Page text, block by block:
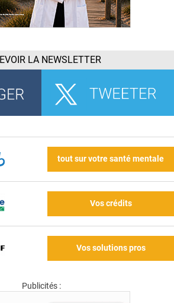
LA NEWSLETTER
tout sur votre santé mentale
Vos crédits
Vos solutions pros
Publicités :